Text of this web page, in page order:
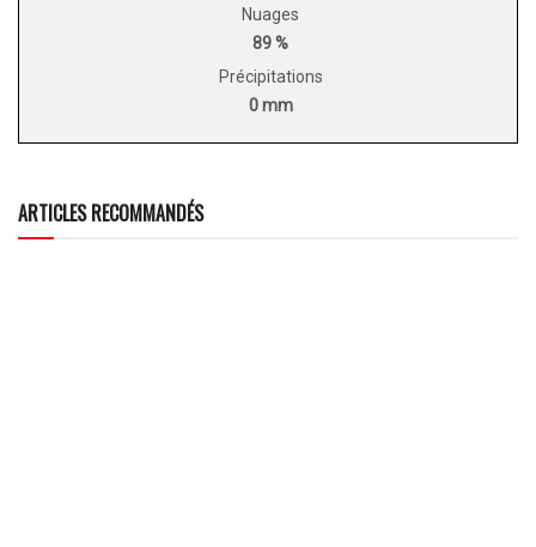
Nuages
89 %
Précipitations
0 mm
ARTICLES RECOMMANDÉS